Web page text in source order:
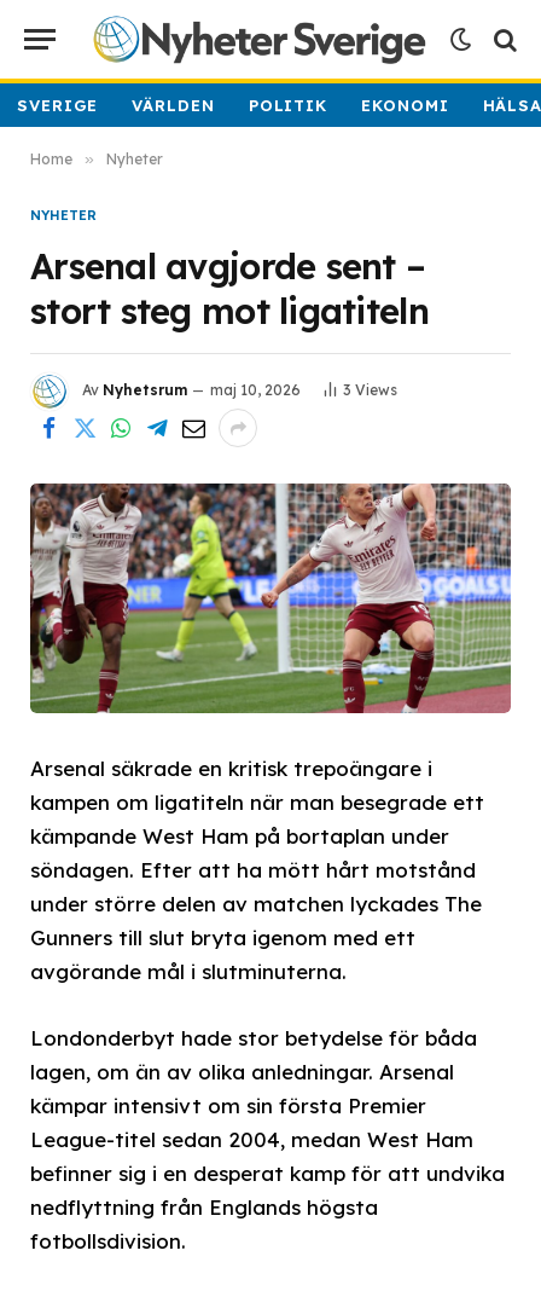
SVERIGE VÄRLDEN POLITIK EKONOMI
Home » Nyheter
NYHETER
Arsenal avgjorde sent –
stort steg mot ligatiteln
Av Nyhetsrum maj 10, 2026 3 Views
Arsenal säkrade en kritisk trepoängare i
kampen om ligatiteln när man besegrade ett
kämpande West Ham på bortaplan under
söndagen. Efter att ha mött hårt motstånd
under större delen av matchen lyckades The
Gunners till slut bryta igenom med ett
avgörande mål i slutminuterna.
Londonderbyt hade stor betydelse för båda
lagen, om än av olika anledningar. Arsenal
kämpar intensivt om sin första Premier
League-titel sedan 2004, medan West Ham
befinner sig i en desperat kamp för att undvika
nedflyttning från Englands högsta
fotbollsdivision.